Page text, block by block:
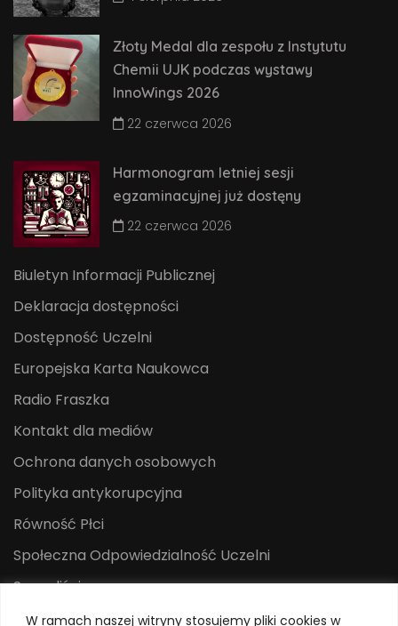
W ramach naszej witryny stosujemy pliki cookies w
Złoty Medal dla zespołu z Instytutu
Chemii UJK podczas wystawy
InnoWings 2026
22 czerwca 2026
Harmonogram letniej sesji
egzaminacyjnej już dostęny
22 czerwca 2026
Biuletyn Informacji Publicznej
Deklaracja dostępności
Dostępność Uczelni
Europejska Karta Naukowca
Radio Fraszka
Kontakt dla mediów
Ochrona danych osobowych
Polityka antykorupcyjna
Równość Płci
Społeczna Odpowiedzialność Uczelni
Sygnaliści
Centrum Mediów i Promocji